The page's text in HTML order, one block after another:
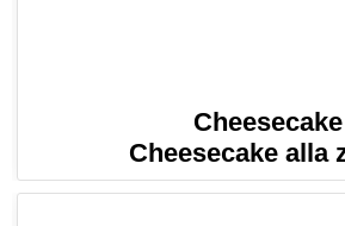
Cheesecake
Cheesecake alla